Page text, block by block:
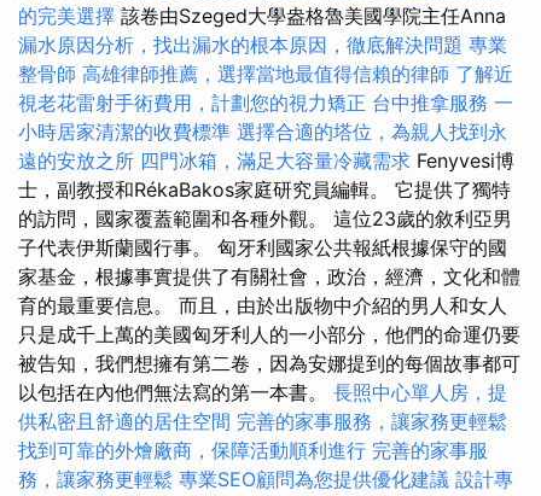
的完美選擇 該卷由Szeged大學盎格魯美國學院主任Anna
漏水原因分析，找出漏水的根本原因，徹底解決問題 專業
整骨師 高雄律師推薦，選擇當地最值得信賴的律師 了解近
視老花雷射手術費用，計劃您的視力矯正 台中推拿服務 一
小時居家清潔的收費標準 選擇合適的塔位，為親人找到永
遠的安放之所 四門冰箱，滿足大容量冷藏需求 Fenyvesi博
士，副教授和RékaBakos家庭研究員編輯。 它提供了獨特
的訪問，國家覆蓋範圍和各種外觀。 這位23歲的敘利亞男
子代表伊斯蘭國行事。 匈牙利國家公共報紙根據保守的國
家基金，根據事實提供了有關社會，政治，經濟，文化和體
育的最重要信息。 而且，由於出版物中介紹的男人和女人
只是成千上萬的美國匈牙利人的一小部分，他們的命運仍要
被告知，我們想擁有第二卷，因為安娜提到的每個故事都可
以包括在內他們無法寫的第一本書。 長照中心單人房，提
供私密且舒適的居住空間 完善的家事服務，讓家務更輕鬆
找到可靠的外燴廠商，保障活動順利進行 完善的家事服
務，讓家務更輕鬆 專業SEO顧問為您提供優化建議 設計專